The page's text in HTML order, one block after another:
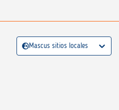
Mascus sitios locales